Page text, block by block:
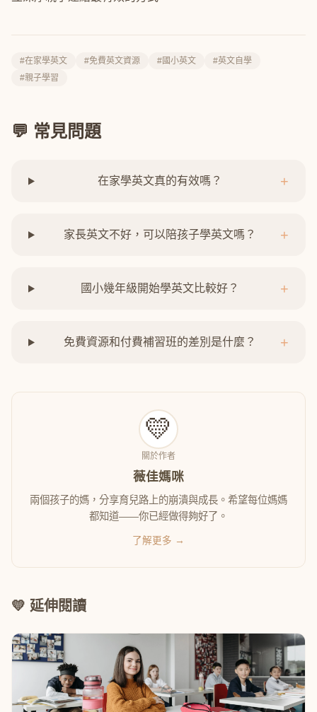
#在家學英文 #免費英文資源 #國小英文
#英文自學
#親子學習
💬 常見問題
在家學英文真的有效嗎？ +
家長英文不好，可以陪孩子學英文嗎？ +
國小幾年級開始學英文比較好？ +
免費資源和付費補習班的差別是什麼？ +
💛
關於作者
薇佳媽咪
兩個孩子的媽，分享育兒路上的崩潰與成長。希望每位媽媽
都知道——你已經做得夠好了。
了解更多 →
💛 延伸閱讀